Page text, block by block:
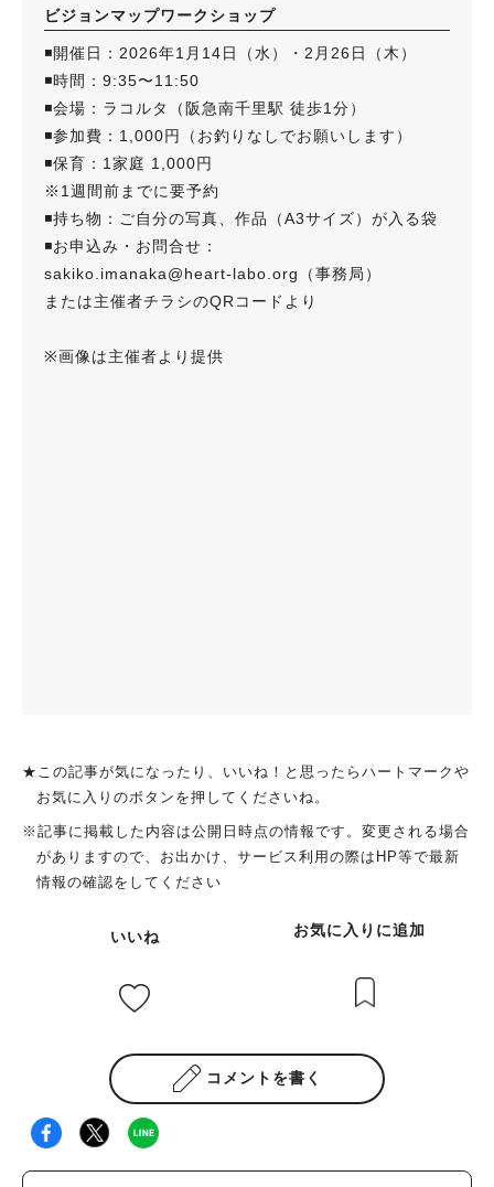
ビジョンマップワークショップ
◾️開催日：2026年1月14日（水）・2月26日（木）
◾️時間：9:35〜11:50
◾️会場：ラコルタ（阪急南千里駅 徒歩1分）
◾️参加費：1,000円（お釣りなしでお願いします）
◾️保育：1家庭 1,000円
※1週間前までに要予約
◾️持ち物：ご自分の写真、作品（A3サイズ）が入る袋
◾️お申込み・お問合せ：
sakiko.imanaka@heart-labo.org（事務局）
または主催者チラシのQRコードより
※画像は主催者より提供
★この記事が気になったり、いいね！と思ったらハートマークや
お気に入りのボタンを押してくださいね。
※記事に掲載した内容は公開日時点の情報です。変更される場合
がありますので、お出かけ、サービス利用の際はHP等で最新
情報の確認をしてください
いいね お気に入りに追加
コメントを書く